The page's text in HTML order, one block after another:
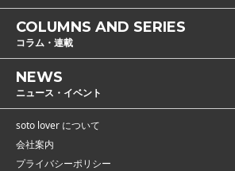
COLUMNS AND SERIES
コラム・連載
NEWS
ニュース・イベント
soto lover について
会社案内
プライバシーポリシー